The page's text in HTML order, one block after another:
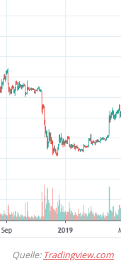
Quelle: Tradingview.com